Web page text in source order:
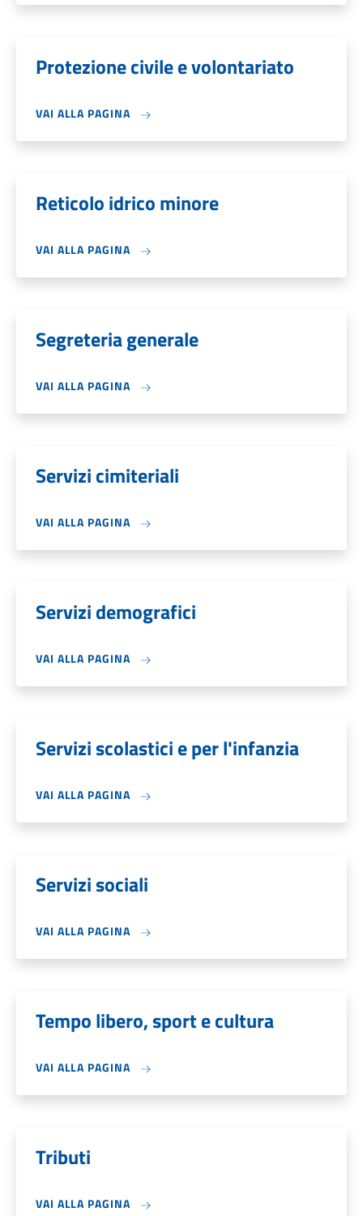
Protezione civile e volontariato
VAI ALLA PAGINA
Reticolo idrico minore
VAI ALLA PAGINA
Segreteria generale
VAI ALLA PAGINA
Servizi cimiteriali
VAI ALLA PAGINA
Servizi demografici
VAI ALLA PAGINA
Servizi scolastici e per l'infanzia
VAI ALLA PAGINA
Servizi sociali
VAI ALLA PAGINA
Tempo libero, sport e cultura
VAI ALLA PAGINA
Tributi
VAI ALLA PAGINA